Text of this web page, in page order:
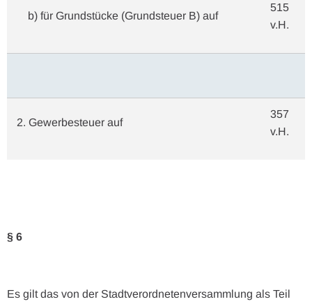
b) für Grundstücke (Grundsteuer B) auf
515
v.H.
2. Gewerbesteuer auf
357
v.H.
§ 6
Es gilt das von der Stadtverordnetenversammlung als Teil